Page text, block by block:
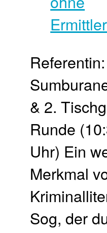
& 2.
Runde
Uhr) Ein
Merkmal
Sog, der